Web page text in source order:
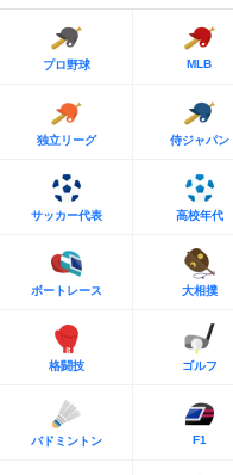
プロ野球 MLB
独立リーグ 侍ジャパン
サッカー代表 高校年代
ボートレース 大相撲
格闘技 ゴルフ
バドミントン F1